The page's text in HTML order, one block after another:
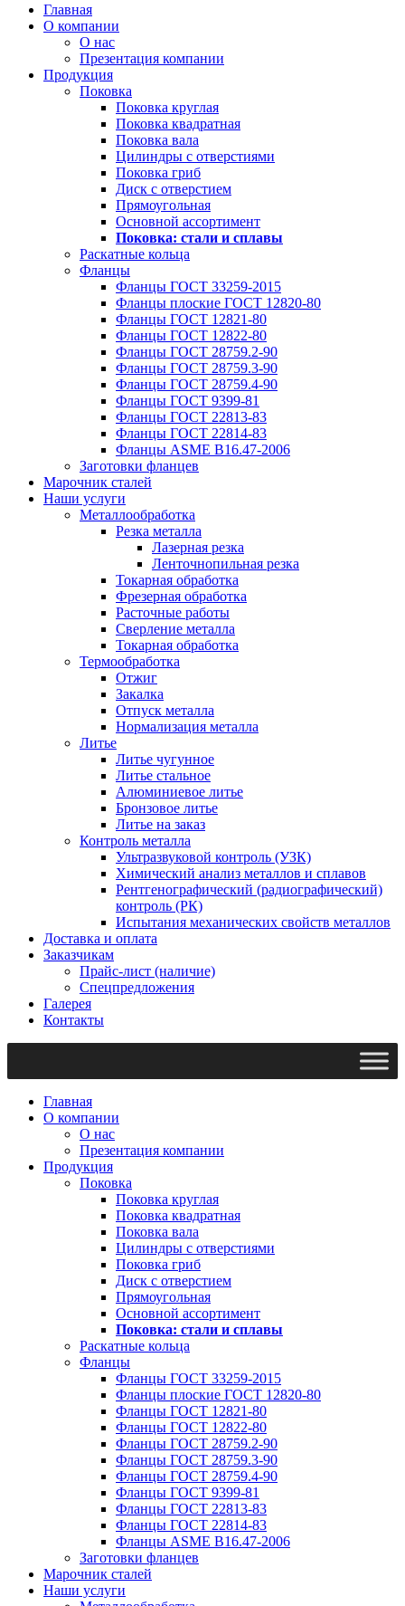
Главная
О компании
О нас
Презентация компании
Продукция
Поковка
Поковка круглая
Поковка квадратная
Поковка вала
Цилиндры с отверстиями
Поковка гриб
Диск с отверстием
Прямоугольная
Основной ассортимент
Поковка: cтали и сплавы
Раскатные кольца
Фланцы
Фланцы ГОСТ 33259-2015
Фланцы плоские ГОСТ 12820-80
Фланцы ГОСТ 12821-80
Фланцы ГОСТ 12822-80
Фланцы ГОСТ 28759.2-90
Фланцы ГОСТ 28759.3-90
Фланцы ГОСТ 28759.4-90
Фланцы ГОСТ 9399-81
Фланцы ГОСТ 22813-83
Фланцы ГОСТ 22814-83
Фланцы ASME B16.47-2006
Заготовки фланцев
Марочник сталей
Наши услуги
Металлообработка
Резка металла
Лазерная резка
Ленточнопильная резка
Токарная обработка
Фрезерная обработка
Расточные работы
Сверление металла
Токарная обработка
Термообработка
Отжиг
Закалка
Отпуск металла
Нормализация металла
Литье
Литье чугунное
Литье стальное
Алюминиевое литье
Бронзовое литье
Литье на заказ
Контроль металла
Ультразвуковой контроль (УЗК)
Химический анализ металлов и сплавов
Рентгенографический (радиографический)
контроль (РК)
Испытания механических свойств металлов
Доставка и оплата
Заказчикам
Прайс-лист (наличие)
Спецпредложения
Галерея
Контакты
Главная
О компании
О нас
Презентация компании
Продукция
Поковка
Поковка круглая
Поковка квадратная
Поковка вала
Цилиндры с отверстиями
Поковка гриб
Диск с отверстием
Прямоугольная
Основной ассортимент
Поковка: cтали и сплавы
Раскатные кольца
Фланцы
Фланцы ГОСТ 33259-2015
Фланцы плоские ГОСТ 12820-80
Фланцы ГОСТ 12821-80
Фланцы ГОСТ 12822-80
Фланцы ГОСТ 28759.2-90
Фланцы ГОСТ 28759.3-90
Фланцы ГОСТ 28759.4-90
Фланцы ГОСТ 9399-81
Фланцы ГОСТ 22813-83
Фланцы ГОСТ 22814-83
Фланцы ASME B16.47-2006
Заготовки фланцев
Марочник сталей
Наши услуги